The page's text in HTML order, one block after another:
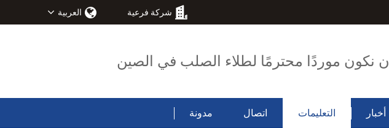
شركة فرعية العربية
أن نكون موردًا محترمًا لطلاء الصلب في الصين
أخبار التعليمات اتصال مدونة